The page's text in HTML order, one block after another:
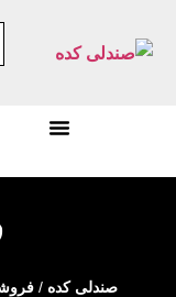
صندلی کده/